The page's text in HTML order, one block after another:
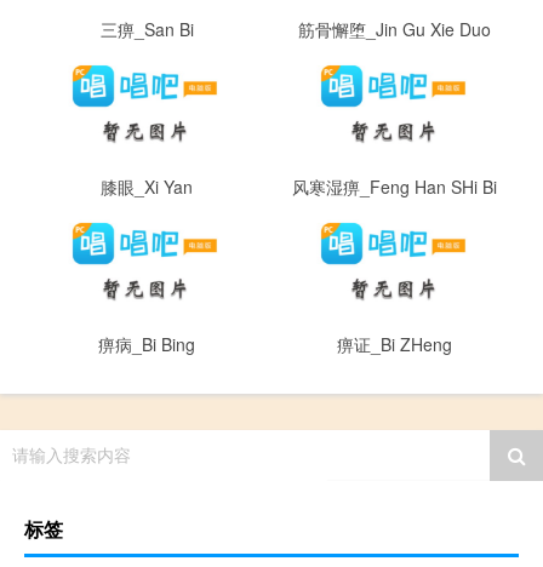
三痹_San Bi 筋骨懈堕_Jin Gu Xie Duo
膝眼_Xi Yan 风寒湿痹_Feng Han SHi Bi
痹病_Bi Bing 痹证_Bi ZHeng
请输入搜索内容
标签